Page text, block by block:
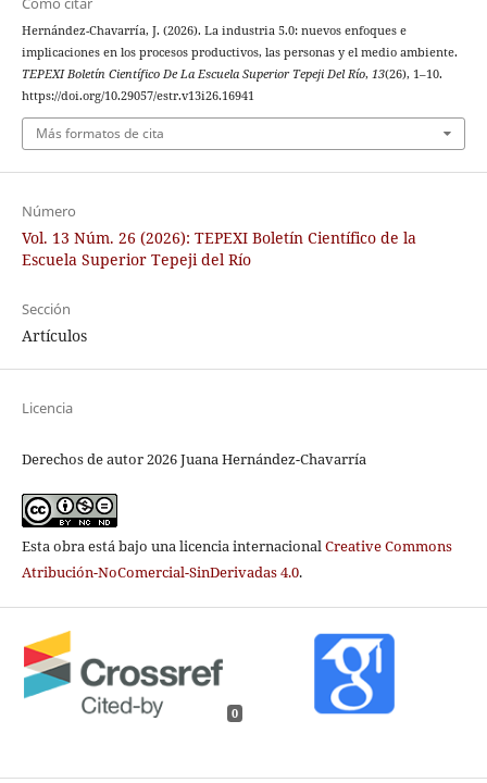
Hernández-Chavarría, J. (2026). La industria 5.0: nuevos enfoques e
implicaciones en los procesos productivos, las personas y el medio ambiente.
TEPEXI Boletín Científico De La Escuela Superior Tepeji Del Río, 13(26), 1–10.
https://doi.org/10.29057/estr.v13i26.16941
Más formatos de cita
Número
Vol. 13 Núm. 26 (2026): TEPEXI Boletín Científico de la
Escuela Superior Tepeji del Río
Sección
Artículos
Licencia
Derechos de autor 2026 Juana Hernández-Chavarría
Esta obra está bajo una licencia internacionalCreative Commons
Atribución-NoComercial-SinDerivadas 4.0.
0